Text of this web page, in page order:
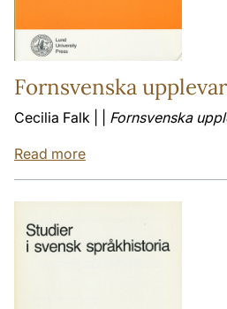
Fornsvenska
Cecilia Falk | | Fornsvenska
Read more